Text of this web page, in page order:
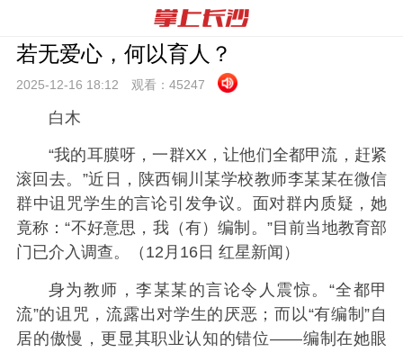
若无爱心，何以育人？
2025-12-16 18:12 观看： 45247
白木
“我的耳膜呀，一群XX，让他们全都甲流，赶紧
滚回去。”近日，陕西铜川某学校教师李某某在微信
群中诅咒学生的言论引发争议。面对群内质疑，她
竟称：“不好意思，我（有）编制。”目前当地教育部
门已介入调查。（12月16日 红星新闻）
身为教师，李某某的言论令人震惊。“全都甲
流”的诅咒，流露出对学生的厌恶；而以“有编制”自
居的傲慢，更显其职业认知的错位——编制在她眼